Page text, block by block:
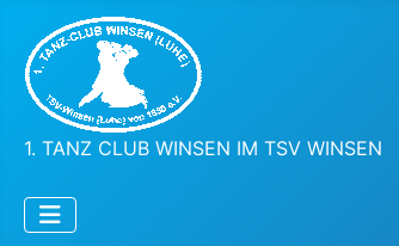
1. TANZ CLUB WINSEN IM TSV WINSEN